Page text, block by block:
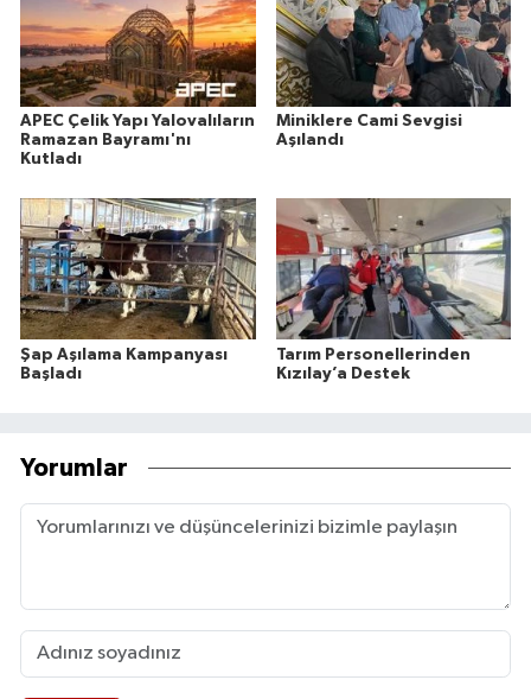
APEC Çelik Yapı Yalovalıların
Ramazan Bayramı'nı
Kutladı
Miniklere Cami Sevgisi
Aşılandı
Şap Aşılama Kampanyası
Başladı
Tarım Personellerinden
Kızılay’a Destek
Yorumlar